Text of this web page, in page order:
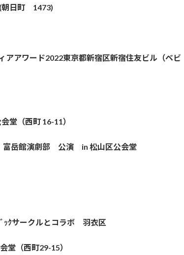
日町 1473)
アワード2022東京都新宿区新宿住友ビル（ベビ
（西町 16-11）
岳館演劇部 公演 in 松山区公会堂
ｯｸサークルとコラボ 羽衣区
（西町29-15）